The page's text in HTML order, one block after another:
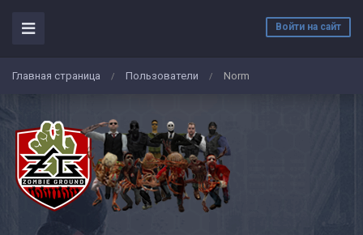
Войти на сайт
Главная страница / Пользователи / Norm